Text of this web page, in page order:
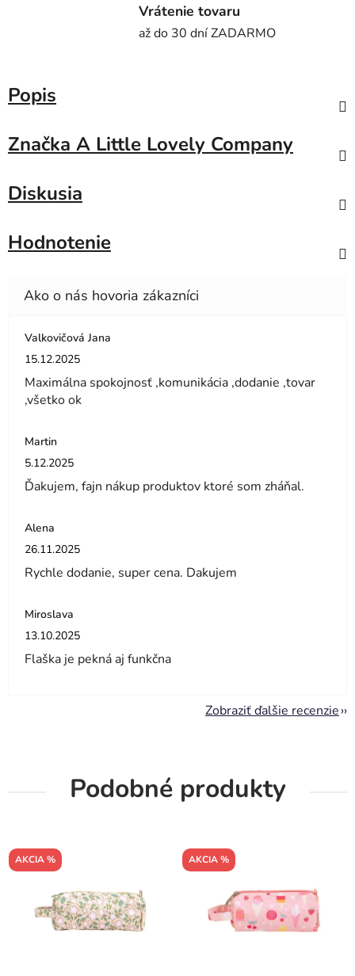
Vrátenie tovaru
až do 30 dní ZADARMO
Popis
Značka A Little Lovely Company
Diskusia
Hodnotenie
Valkovičová Jana
Hodnotenie obchodu je 5 z 5 hviezdičiek.
15.12.2025
Maximálna spokojnosť ,komunikácia ,dodanie ,tovar
,všetko ok
Martin
Hodnotenie obchodu je 5 z 5 hviezdičiek.
5.12.2025
Ďakujem, fajn nákup produktov ktoré som zháňal.
Alena
Hodnotenie obchodu je 5 z 5 hviezdičiek.
26.11.2025
Rychle dodanie, super cena. Dakujem
Miroslava
Hodnotenie obchodu je 5 z 5 hviezdičiek.
13.10.2025
Flaška je pekná aj funkčna
Zobraziť ďalšie recenzie
Podobné produkty
AKCIA % AKCIA %